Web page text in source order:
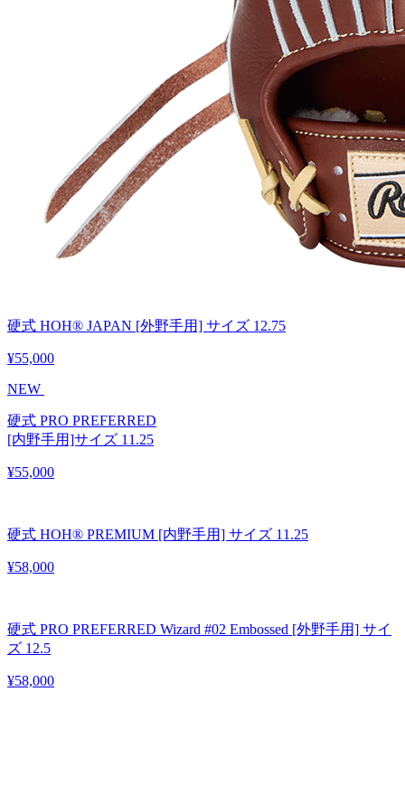
硬式 HOH® JAPAN [外野手用] サイズ 12.75
¥55,000
NEW
硬式 PRO PREFERRED
[内野手用]サイズ 11.25
¥55,000
硬式 HOH® PREMIUM [内野手用] サイズ 11.25
¥58,000
硬式 PRO PREFERRED Wizard #02 Embossed [外野手用] サイ
ズ 12.5
¥58,000